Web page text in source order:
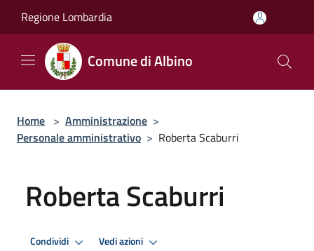
Regione Lombardia
Comune di Albino
Home > Amministrazione >
Personale amministrativo > Roberta Scaburri
Roberta Scaburri
Condividi Vedi azioni